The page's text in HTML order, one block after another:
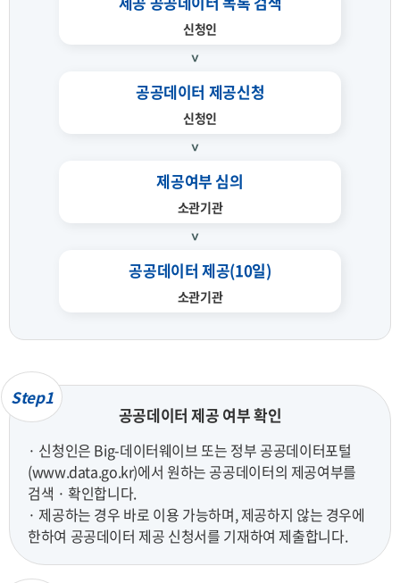
신청인
공공데이터 제공신청
신청인
제공여부 심의
소관기관
공공데이터 제공(10일)
소관기관
Step1
공공데이터 제공 여부 확인
· 신청인은 Big-데이터웨이브 또는 정부 공공데이터포털
(www.data.go.kr)에서 원하는 공공데이터의 제공여부를
검색 · 확인합니다.
· 제공하는 경우 바로 이용 가능하며, 제공하지 않는 경우에
한하여 공공데이터 제공 신청서를 기재하여 제출합니다.